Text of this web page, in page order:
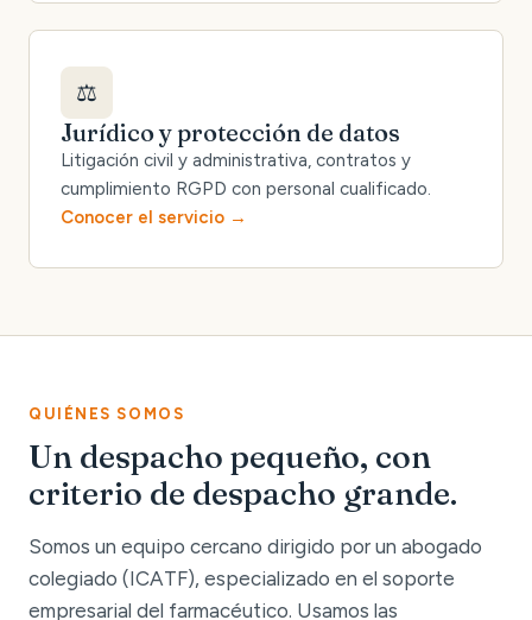
⚖️
Jurídico y protección de datos
Litigación civil y administrativa, contratos y
cumplimiento RGPD con personal cualificado.
Conocer el servicio
QUIÉNES SOMOS
Un despacho pequeño, con
criterio de despacho grande.
Somos un equipo cercano dirigido por un abogado
colegiado (ICATF), especializado en el soporte
empresarial del farmacéutico. Usamos las